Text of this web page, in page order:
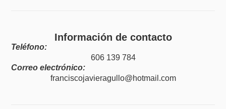
Información de contacto
Teléfono:
606 139 784
Correo electrónico:
franciscojavieragullo@hotmail.com